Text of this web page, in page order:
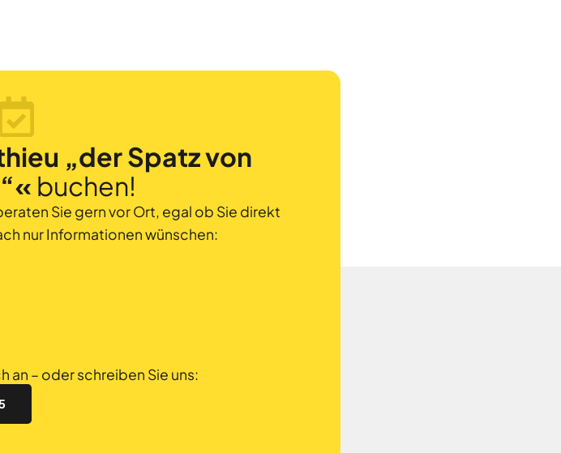
„der Spatz von
buchen!
Sie gern vor Ort, egal ob Sie direkt
nur Informationen wünschen:
an – oder schreiben Sie uns: